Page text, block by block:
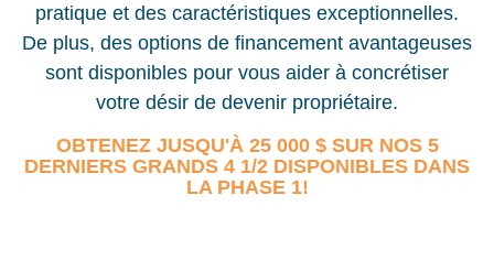
pratique et des caractéristiques exceptionnelles.
De plus, des options de financement avantageuses
sont disponibles pour vous aider à concrétiser
votre désir de devenir propriétaire.
OBTENEZ JUSQU'À 25 000 $ SUR NOS 5
DERNIERS GRANDS 4 1/2 DISPONIBLES DANS
LA PHASE 1!